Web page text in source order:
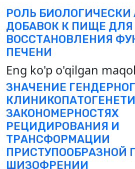
РОЛЬ
ДОБАВОК К ПИЩЕ ДЛЯ
ВОССТАНОВЛЕНИЯ
ПЕЧЕНИ
Eng ko'p o'qilgan
ЗНАЧЕНИЕ
ЗАКОНОМЕРНОСТЯХ
РЕЦИДИРОВАНИЯ И
ТРАНСФОРМАЦИИ
ПРИСТУПООБРАЗНОЙ
ШИЗОФРЕНИИ